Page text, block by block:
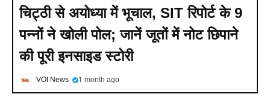
चिट्ठी से अयोध्या में भूचाल, SIT रिपोर्ट के 9
पन्नों ने खोली पोल; जानें जूतों में नोट छिपाने
की पूरी इनसाइड स्टोरी
VOI News 1 month ago